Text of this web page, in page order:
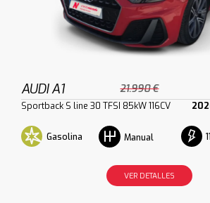
AUDI A1 21.990 €
Sportback S line 30 TFSI 85kW 116CV
Gasolina Manual
VER DETALLES